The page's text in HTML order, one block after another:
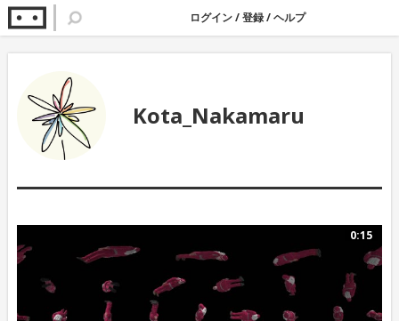
ログイン/登録/ヘルプ
Kota_Nakamaru
0:15